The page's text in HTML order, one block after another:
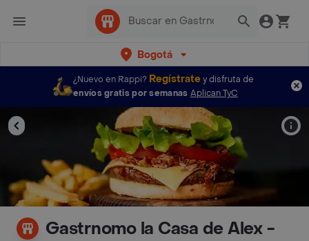
Bogotá
¿Nuevo en Rappi? Regístratey disfruta de
envíos gratis por semanas Aplican TyC
Gastrnomo la Casa de Alex -